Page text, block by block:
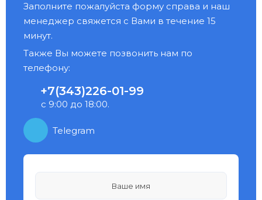
Заполните пожалуйста форму справа и наш
менеджер свяжется с Вами в течение 15
минут.
Также Вы можете позвонить нам по
телефону:
+7(343)226-01-99
с 9:00 до 18:00.
Telegram